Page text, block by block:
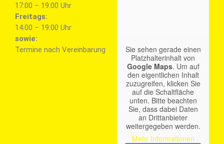
17:00 – 19:00 Uhr
Freitags:
14:00 – 19:00 Uhr
sowie:
Termine nach Vereinbarung
Sie sehen gerade einen
Platzhalterinhalt von
Google Maps. Um auf
den eigentlichen Inhalt
zuzugreifen, klicken Sie
auf die Schaltfläche
unten. Bitte beachten
Sie, dass dabei Daten
an Drittanbieter
weitergegeben werden.
Mehr Informationen